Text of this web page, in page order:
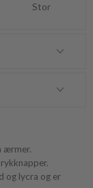
Stor
ærmer.
og lycra og er